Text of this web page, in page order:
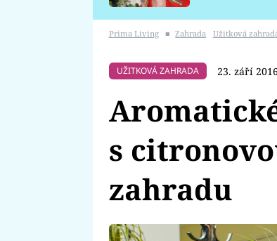
Prima Living ■ Zahrada Užitková
UŽITKOVÁ ZAHRADA 23. září
s
zahradu